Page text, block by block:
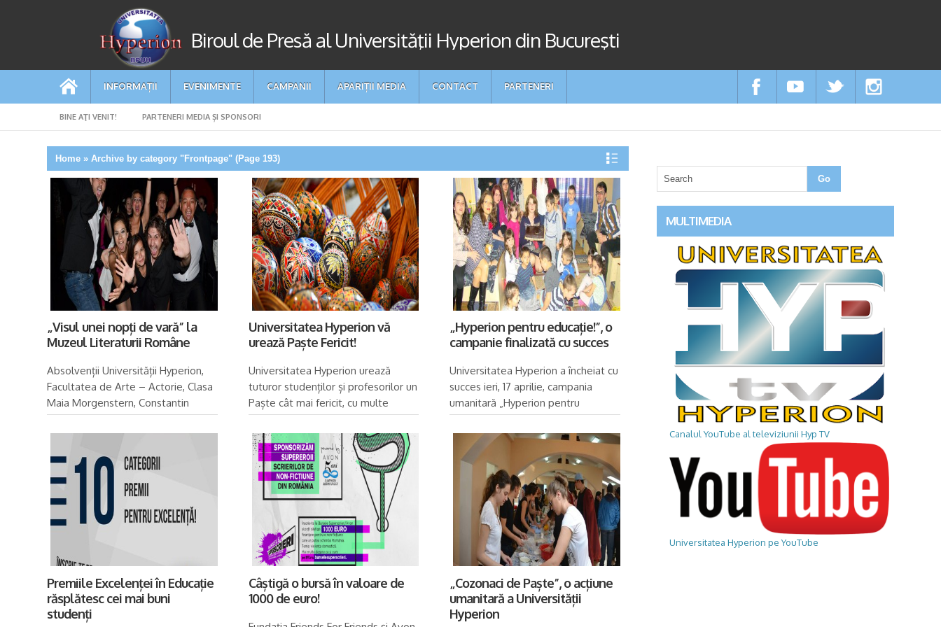
Biroul de Presă al Universităţii Hyperion din Bucureşti
INFORMAȚII EVENIMENTE CAMPANII APARIȚII MEDIA CONTACT PARTENERI
BINE AŢI VENIT! PARTENERI MEDIA ȘI SPONSORI
Home »Archive by category "Frontpage" (Page 193)
„Visul unei nopți de vară” la
Muzeul Literaturii Române
Absolvenții Universității Hyperion,
Facultatea de Arte – Actorie, Clasa
Maia Morgenstern, Constantin
„Tache” Florescu, sărbătoresc 450
de ani de la nașterea marelui
Universitatea Hyperion vă
urează Paște Fericit!
Universitatea Hyperion urează
tuturor studenților și profesorilor un
Paște cât mai fericit, cu multe
bucurii și momente de neuitat.
Sperăm ca sărbătorile pascale să
vă...
„Hyperion pentru educație!”, o
campanie finalizată cu succes
Universitatea Hyperion a încheiat cu
succes ieri, 17 aprilie, campania
umanitară „Hyperion pentru
Educație: Ne pasă! Dăruim
zâmbete!”. Și în acest an am reușit,
cu...
Premiile Excelenței în Educație
răsplătesc cei mai buni
studenți
Câștigă o bursă în valoare de
1000 de euro!
„Cozonaci de Paște”, o acțiune
umanitară a Universității
Hyperion
MULTIMEDIA
Canalul YouTube al televiziunii Hyp TV
Universitatea Hyperion pe YouTube